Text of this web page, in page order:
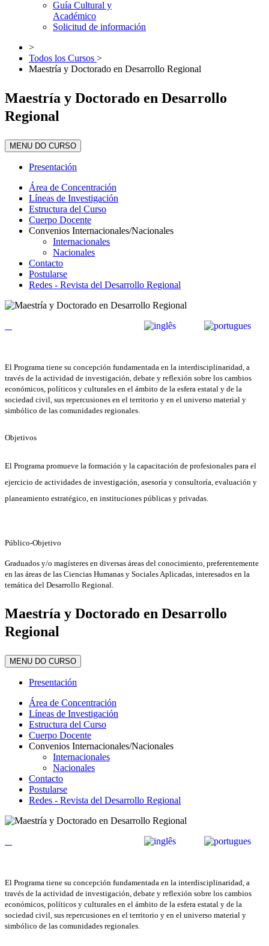
Guía Cultural y
Académico
Solicitud de información
>
Todos los Cursos >
Maestría y Doctorado en Desarrollo Regional
Maestría y Doctorado en Desarrollo
Regional
MENU DO CURSO
Presentación
Área de Concentración
Líneas de Investigación
Estructura del Curso
Cuerpo Docente
Convenios Internacionales/Nacionales
Internacionales
Nacionales
Contacto
Postularse
Redes - Revista del Desarrollo Regional
El Programa tiene su concepción fundamentada en la interdisciplinaridad, a
través de la actividad de investigación, debate y reflexión sobre los cambios
económicos, políticos y culturales en el ámbito de la esfera estatal y de la
sociedad civil, sus repercusiones en el territorio y en el universo material y
simbólico de las comunidades regionales.
Objetivos
El Programa promueve la formación y la capacitación de profesionales para el
ejercicio de actividades de investigación, asesoría y consultoría, evaluación y
planeamiento estratégico , en instituciones públicas y privadas.
Público-Objetivo
Graduados y/o magísteres en diversas áreas del conocimiento, preferentemente
en las áreas de las Ciencias Humanas y Sociales Aplicadas, interesados en la
temática del Desarrollo Regional.
Maestría y Doctorado en Desarrollo
Regional
MENU DO CURSO
Presentación
Área de Concentración
Líneas de Investigación
Estructura del Curso
Cuerpo Docente
Convenios Internacionales/Nacionales
Internacionales
Nacionales
Contacto
Postularse
Redes - Revista del Desarrollo Regional
El Programa tiene su concepción fundamentada en la interdisciplinaridad, a
través de la actividad de investigación, debate y reflexión sobre los cambios
económicos, políticos y culturales en el ámbito de la esfera estatal y de la
sociedad civil, sus repercusiones en el territorio y en el universo material y
simbólico de las comunidades regionales.